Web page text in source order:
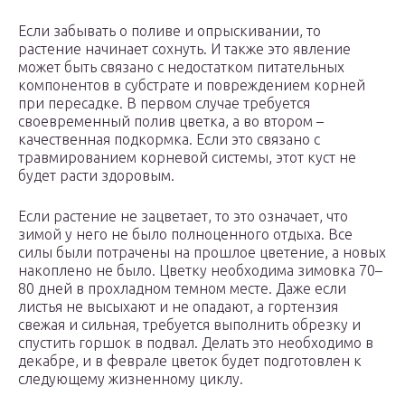
Если забывать о поливе и опрыскивании, то
растение начинает сохнуть. И также это явление
может быть связано с недостатком питательных
компонентов в субстрате и повреждением корней
при пересадке. В первом случае требуется
своевременный полив цветка, а во втором –
качественная подкормка. Если это связано с
травмированием корневой системы, этот куст не
будет расти здоровым.
Если растение не зацветает, то это означает, что
зимой у него не было полноценного отдыха. Все
силы были потрачены на прошлое цветение, а новых
накоплено не было. Цветку необходима зимовка 70–
80 дней в прохладном темном месте. Даже если
листья не высыхают и не опадают, а гортензия
свежая и сильная, требуется выполнить обрезку и
спустить горшок в подвал. Делать это необходимо в
декабре, и в феврале цветок будет подготовлен к
следующему жизненному циклу.